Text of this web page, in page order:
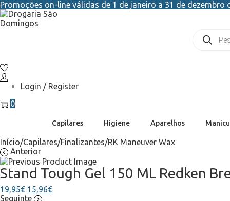
Promoções on-line válidas de 1 de janeiro a 31 de
Login / Register
0
Capilares Higiene Aparelhos
Início/Capilares/Finalizantes/RK Maneuver Wax
Anterior
Stand Tough Gel 150 ML Redken
19,95€ 15,96€
Seguinte